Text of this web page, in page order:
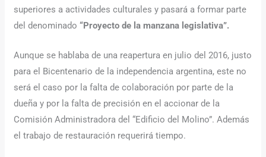
superiores a actividades culturales y pasará a formar parte
del denominado“Proyecto de la manzana legislativa”.
Aunque se hablaba de una reapertura en julio del 2016, justo
para el Bicentenario de la independencia argentina, este no
será el caso por la falta de colaboración por parte de la
dueña y por la falta de precisión en el accionar de la
Comisión Administradora del “Edificio del Molino”. Además
el trabajo de restauración requerirá tiempo.